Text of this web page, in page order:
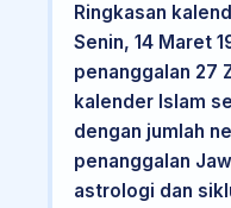
Ringkasan
Senin, 14 Maret
penanggalan 27
kalender Islam
dengan jumlah
penanggalan
astrologi dan